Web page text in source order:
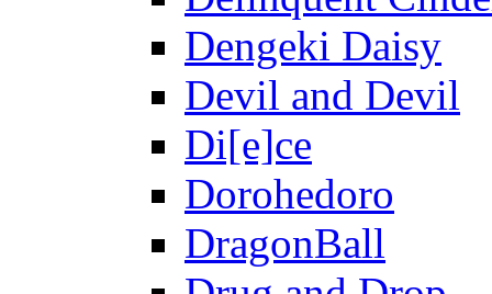
Dengeki Daisy
Devil and Devil
Di[e]ce
Dorohedoro
DragonBall